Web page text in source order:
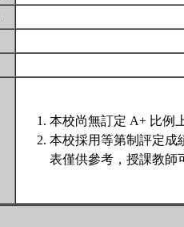
本校尚無訂定 A+ 比例
本校採用等第制評定成
表僅供參考，授課教師